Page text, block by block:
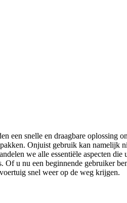
een snelle en draagbare oplossing
Onjuist gebruik kan namelijk
we alle essentiële aspecten die
Of u nu een beginnende gebruiker
snel weer op de weg krijgen.